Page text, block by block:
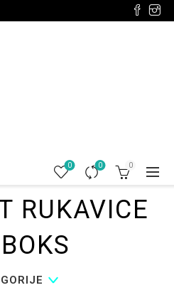
0 0 0
RUKAVICE